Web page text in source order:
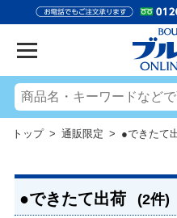
トップ> 通販限定 > ●できたて
●できたて出荷 (2件)